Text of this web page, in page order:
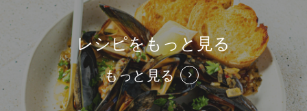
レシピをもっと見る
もっと見る